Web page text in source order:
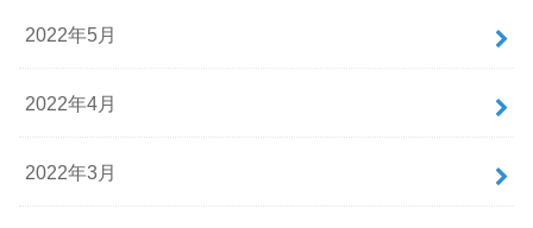
2022年5月
2022年4月
2022年3月